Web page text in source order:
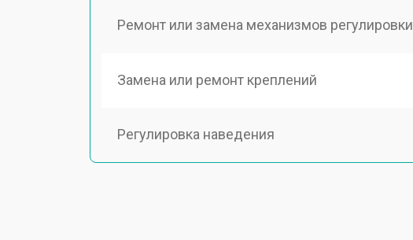
Ремонт или замена механизмов регулировки
Замена или ремонт креплений
Регулировка наведения